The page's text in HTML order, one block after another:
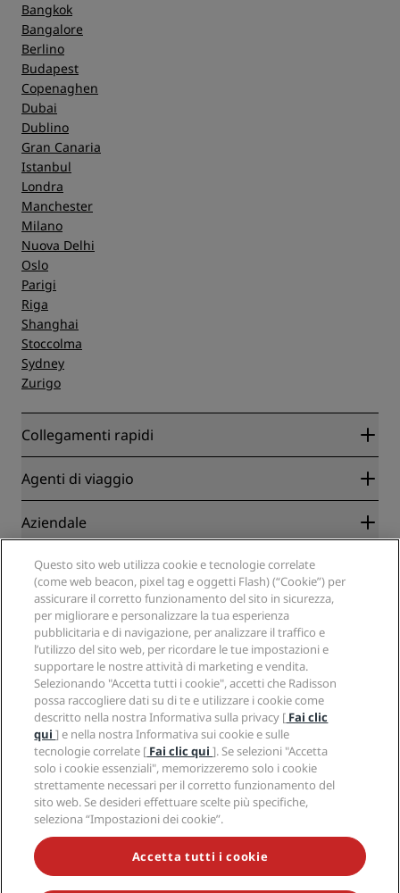
Bangkok
Bangalore
Berlino
Budapest
Copenaghen
Dubai
Dublino
Gran Canaria
Istanbul
Londra
Manchester
Milano
Nuova Delhi
Oslo
Parigi
Riga
Shanghai
Stoccolma
Sydney
Zurigo
Collegamenti rapidi
Radisson Rewards
Blog
APP Radisson Hotels
Hotel Approvati per sport
Hotel per famiglie
Salute e sicurezza
Agenti di viaggio
Partner
Agenti di viaggio
Aziendale
Radisson Hotel Group
Media
Opportunità di lavoro in RHG
Opportunità di lavoro in PPHE
Opportunità di lavoro in EHL
The Club by RHG
Opportunità di sviluppo
Responsible Business
Approvvigionamento
Note legali
Centro sulla privacy
Note legali
Termini e condizioni di Radisson Rewards
Termini e condizioni di utilizzo del sito
Accessibilità digitale
Dichiarazione sulla schiavitù moderna
Aiuto
Avvisi per i consumatori
Contatti
Domande frequenti
Mappa del sito
Social media
Marchi Radisson Hotels
NON LASCIARTI SFUGGIRE LE NOSTRE OFFERTE MIGLIORI
Questo sito web utilizza cookie e tecnologie correlate
(come web beacon, pixel tag e oggetti Flash) (“Cookie”) per
assicurare il corretto funzionamento del sito in sicurezza,
per migliorare e personalizzare la tua esperienza
pubblicitaria e di navigazione, per analizzare il traffico e
l’utilizzo del sito web, per ricordare le tue impostazioni e
supportare le nostre attività di marketing e vendita.
Selezionando "Accetta tutti i cookie", accetti che Radisson
possa raccogliere dati su di te e utilizzare i cookie come
descritto nella nostra Informativa sulla privacy [ Fai clic
qui] e nella nostra Informativa sui cookie e sulle
tecnologie correlate [ Fai clic qui]. Se selezioni "Accetta
solo i cookie essenziali", memorizzeremo solo i cookie
strettamente necessari per il corretto funzionamento del
sito web. Se desideri effettuare scelte più specifiche,
seleziona “Impostazioni dei cookie”.
Accetta tutti i cookie